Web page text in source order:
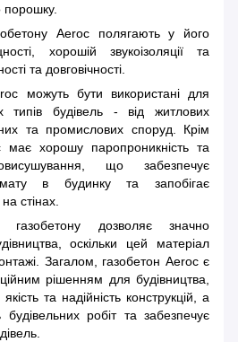
порошку.
Aeroc полягають у його
хорошій звукоізоляції та
та довговічності.
можуть бути використані для
типів будівель - від житлових
та промислових споруд. Крім
має хорошу паропроникність та
що забезпечує
в будинку та запобігає
стінах.
газобетону дозволяє значно
оскільки цей матеріал
Загалом, газобетон Aeroc є
рішенням для будівництва,
та надійність конструкцій, а
будівельних робіт та забезпечує